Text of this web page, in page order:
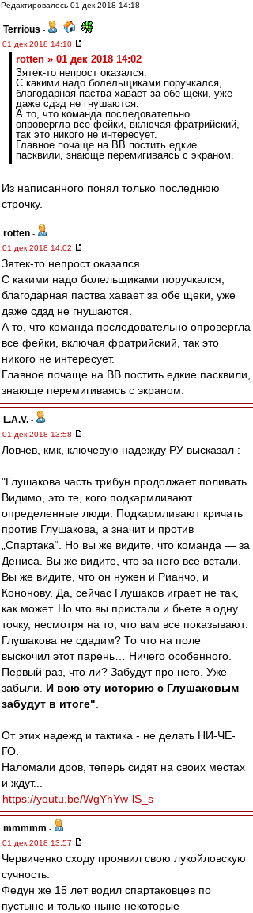
Редактировалось 01 дек 2018 14:18
Terrious -
01 дек 2018 14:10
rotten » 01 дек 2018 14:02
Зятек-то непрост оказался.
С какими надо болельщиками поручкался,
благодарная паства хавает за обе щеки, уже
даже сдзд не гнушаются.
А то, что команда последовательно
опровергла все фейки, включая фратрийский,
так это никого не интересует.
Главное почаще на ВВ постить едкие
пасквили, знающе перемигиваясь с экраном.
Из написанного понял только последнюю
строчку.
rotten -
01 дек 2018 14:02
Зятек-то непрост оказался.
С какими надо болельщиками поручкался,
благодарная паства хавает за обе щеки, уже
даже сдзд не гнушаются.
А то, что команда последовательно опровергла
все фейки, включая фратрийский, так это
никого не интересует.
Главное почаще на ВВ постить едкие пасквили,
знающе перемигиваясь с экраном.
L.А.V. -
01 дек 2018 13:58
Ловчев, кмк, ключевую надежду РУ высказал :
"Глушакова часть трибун продолжает поливать.
Видимо, это те, кого подкармливают
определенные люди. Подкармливают кричать
против Глушакова, а значит и против
„Спартака“. Но вы же видите, что команда — за
Дениса. Вы же видите, что за него все встали.
Вы же видите, что он нужен и Рианчо, и
Кононову. Да, сейчас Глушаков играет не так,
как может. Но что вы пристали и бьете в одну
точку, несмотря на то, что вам все показывают:
Глушакова не сдадим? То что на поле
выскочил этот парень… Ничего особенного.
Первый раз, что ли? Забудут про него. Уже
забыли. И всю эту историю с Глушаковым
забудут в итоге"
От этих надежд и тактика - не делать НИ-ЧЕ-
ГО.
Наломали дров, теперь сидят на своих местах
и ждут...
https://youtu.be/WgYhYw-lS_s
mmmmm -
01 дек 2018 13:57
Червиченко сходу проявил свою лукойловскую
сучность.
Федун же 15 лет водил спартаковцев по
пустыне и только ныне некоторые